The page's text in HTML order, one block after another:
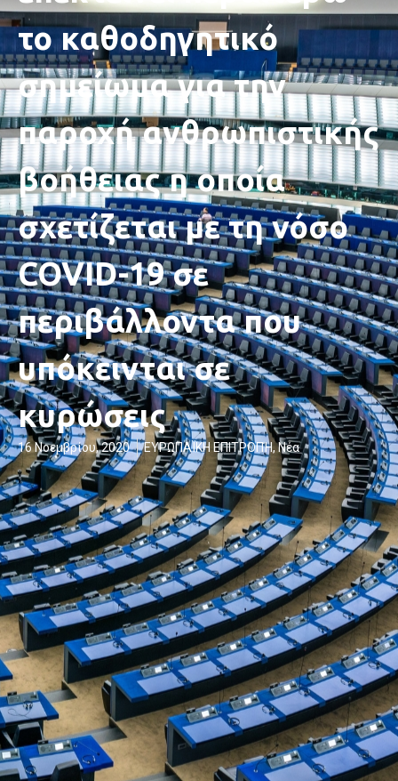
το καθοδηγητικό
σημείωμα για την
παροχή ανθρωπιστικής
βοήθειας η οποία
σχετίζεται με τη νόσο
COVID-19 σε
περιβάλλοντα που
υπόκεινται σε
κυρώσεις
16 Νοεμβρίου, 2020 ΕΥΡΩΠΑΪΚΗ ΕΠΙΤΡΟΠΉ,Νέα